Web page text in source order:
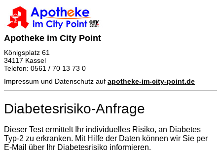
Apotheke im City Point
Königsplatz 61
34117 Kassel
Telefon: 0561 / 70 13 73 0
Impressum und Datenschutz auf apotheke-im-city-point.de
Diabetesrisiko-Anfrage
Dieser Test ermittelt Ihr individuelles Risiko, an Diabetes
Typ-2 zu erkranken. Mit Hilfe der Daten können wir Sie per
E-Mail über Ihr Diabetesrisiko informieren.